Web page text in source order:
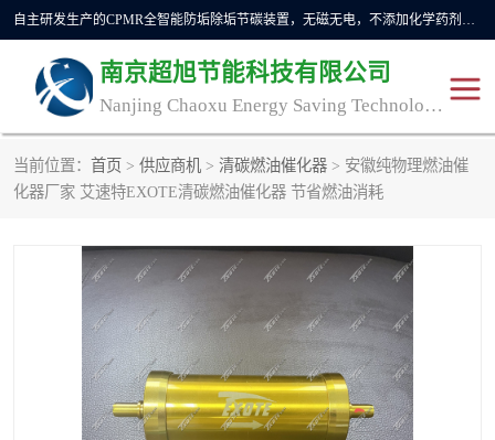
自主研发生产的CPMR全智能防垢除垢节碳装置，无磁无电，不添加化学药剂，*了国内纯物理除垢技术领域空白，其性能处于国际领先水平。广泛应用于石油炼化、钢铁冶炼、电力、煤矿、化工、供暖、压铸、汽车制造、涉水家电等行业。
南京超旭节能科技有限公司
Nanjing Chaoxu Energy Saving Technology Co., Ltd
当前位置： 首页 > 供应商机 > 清碳燃油催化器 > 安徽纯物理燃油催
化器厂家 艾速特EXOTE清碳燃油催化器 节省燃油消耗
CPMR CPMR全智能防垢除垢节
碳装置
CPMR油田井下防垢防蜡 物理防垢器生产制造商
防垢除垢
管道除垢 锅炉除垢
防垢器 CPMR商用防垢器/家用防